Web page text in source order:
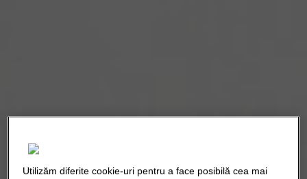
Utilizăm diferite cookie-uri pentru a face posibilă cea mai